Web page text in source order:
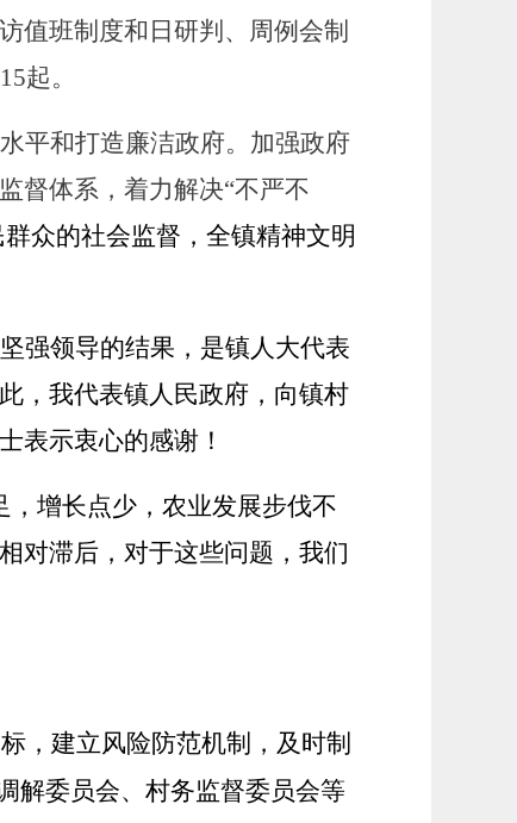
值班制度和日研判、周例会制
起。
平和打造廉洁政府。加强政府
督体系，着力解决“不严不
众的社会监督，全镇精神文明
强领导的结果，是镇人大代表
，我代表镇人民政府，向镇村
表示衷心的感谢！
增长点少，农业发展步伐不
对滞后，对于这些问题，我们
，建立风险防范机制，及时制
解委员会、村务监督委员会等